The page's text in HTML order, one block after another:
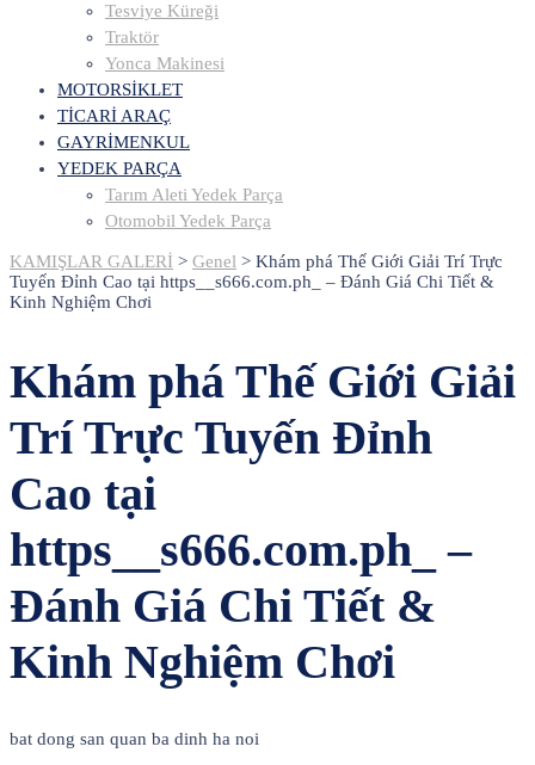
Tesviye Küreği
Traktör
Yonca Makinesi
MOTORSİKLET
TİCARİ ARAÇ
GAYRİMENKUL
YEDEK PARÇA
Tarım Aleti Yedek Parça
Otomobil Yedek Parça
KAMIŞLAR GALERİ > Genel > Khám phá Thế Giới Giải Trí Trực
Tuyến Đỉnh Cao tại https__s666.com.ph_ – Đánh Giá Chi Tiết &
Kinh Nghiệm Chơi
Khám phá Thế Giới Giải
Trí Trực Tuyến Đỉnh
Cao tại
https__s666.com.ph_ –
Đánh Giá Chi Tiết &
Kinh Nghiệm Chơi
bat dong san quan ba dinh ha noi